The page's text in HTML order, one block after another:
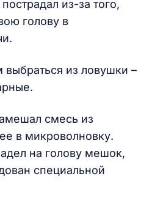
из-за того,
голову в
из ловушки –
смесь из
в микроволновку.
на голову мешок,
специальной